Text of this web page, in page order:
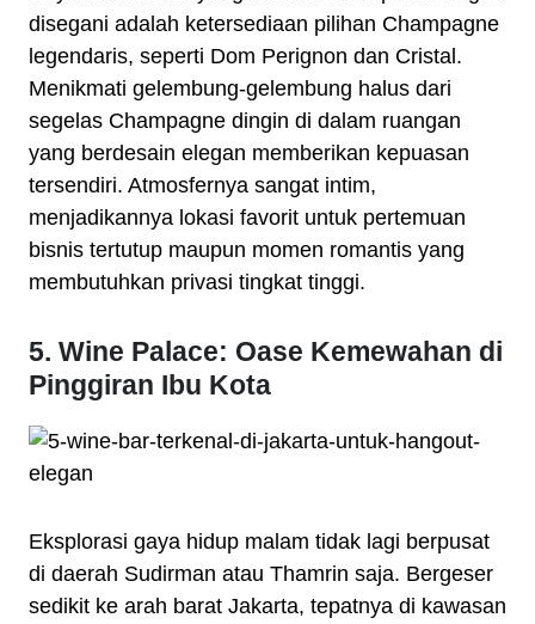
disegani adalah ketersediaan pilihan Champagne
legendaris, seperti Dom Perignon dan Cristal.
Menikmati gelembung-gelembung halus dari
segelas Champagne dingin di dalam ruangan
yang berdesain elegan memberikan kepuasan
tersendiri. Atmosfernya sangat intim,
menjadikannya lokasi favorit untuk pertemuan
bisnis tertutup maupun momen romantis yang
membutuhkan privasi tingkat tinggi.
5. Wine Palace: Oase Kemewahan di
Pinggiran Ibu Kota
Eksplorasi gaya hidup malam tidak lagi berpusat
di daerah Sudirman atau Thamrin saja. Bergeser
sedikit ke arah barat Jakarta, tepatnya di kawasan